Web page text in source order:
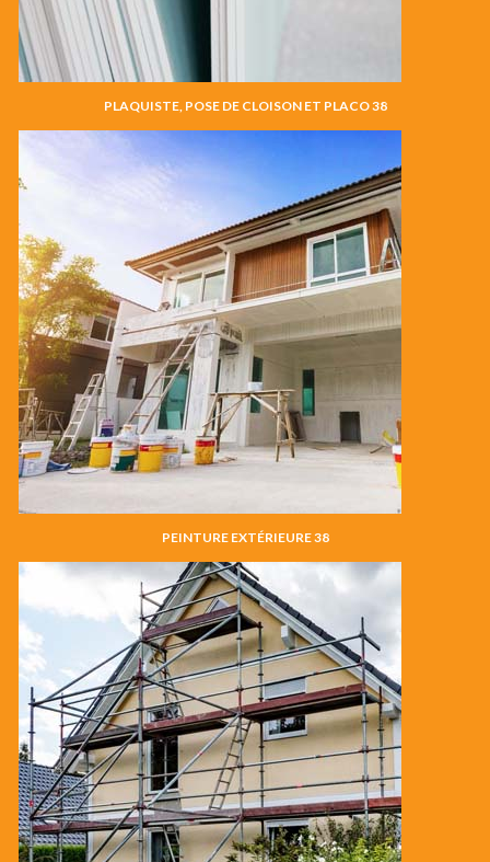
PLAQUISTE, POSE DE CLOISON ET PLACO 38
PEINTURE EXTÉRIEURE 38